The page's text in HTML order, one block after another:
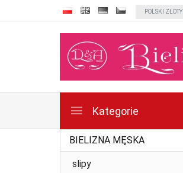
currency_h
POLSKI ZŁOTY
Kategorie
BIELIZNA MĘSKA
slipy